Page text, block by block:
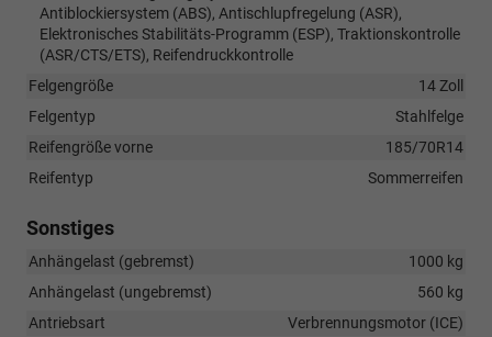
Antiblockiersystem (ABS), Antischlupfregelung (ASR),
Elektronisches Stabilitäts-Programm (ESP), Traktionskontrolle
(ASR/CTS/ETS), Reifendruckkontrolle
Felgengröße
14 Zoll
Felgentyp
Stahlfelge
Reifengröße vorne
185/70R14
Reifentyp
Sommerreifen
Sonstiges
Anhängelast (gebremst)
1000 kg
Anhängelast (ungebremst)
560 kg
Antriebsart
Verbrennungsmotor (ICE)